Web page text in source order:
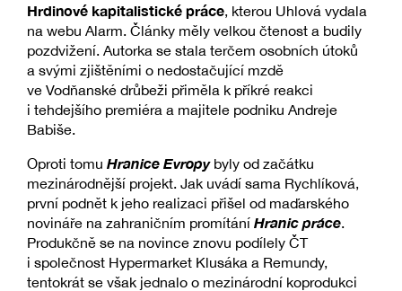
Hrdinové kapitalistické práce, kterou Uhlová vydala
na webu Alarm. Články měly velkou čtenost a budily
pozdvižení. Autorka se stala terčem osobních útoků
a svými zjištěními o nedostačující mzdě
ve Vodňanské drůbeži přiměla k příkré reakci
i tehdejšího premiéra a majitele podniku Andreje
Babiše.
Oproti tomu Hranice Evropybyly od začátku
mezinárodnější projekt. Jak uvádí sama Rychlíková,
první podnět k jeho realizaci přišel od maďarského
novináře na zahraničním promítání Hranic práce.
Produkčně se na novince znovu podílely ČT
i společnost Hypermarket Klusáka a Remundy,
tentokrát se však jednalo o mezinárodní koprodukci